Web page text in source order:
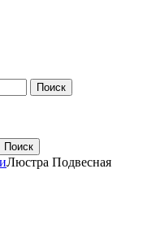
Поиск
Поиск
Люстра Подвесная